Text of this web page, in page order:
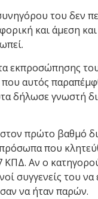
του δεν
και άμεση και
εκπροσώπησης
που αυτός
δήλωσε γνωστή
πρώτο βαθμό
που
Αν ο
συγγενείς του να
να ήταν παρών.